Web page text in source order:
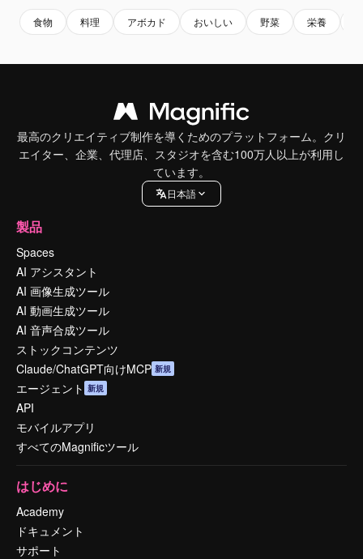
食物 料理 アボカド おいしい 野菜 栄養
最高のクリエイティブ制作を導くためのプラットフォーム。クリ
エイター、企業、代理店、スタジオを含む100万人以上が利用し
ています。
日本語
製品
Spaces
AI アシスタント
AI 画像生成ツール
AI 動画生成ツール
AI 音声合成ツール
ストックコンテンツ
Claude/ChatGPT向けMCP 新規
エージェント 新規
API
モバイルアプリ
すべてのMagnificツール
はじめに
Academy
ドキュメント
サポート